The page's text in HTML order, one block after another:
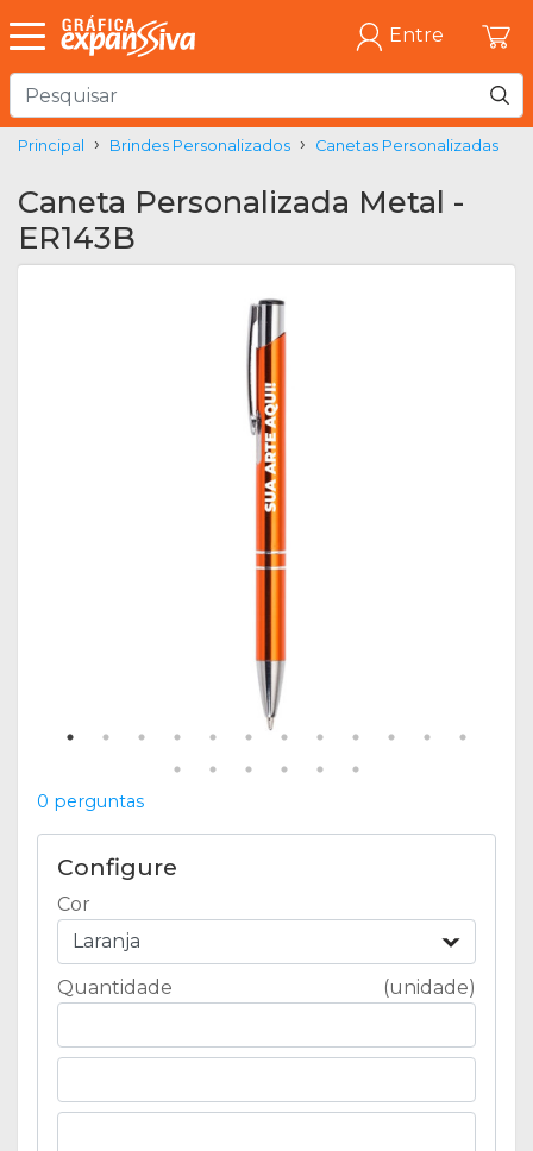
Entre
Principal Brindes Personalizados Canetas Personalizadas
Caneta Personalizada Metal -
ER143B
0 perguntas
Configure
Cor
Laranja
Quantidade (unidade)